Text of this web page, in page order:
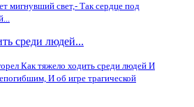
мигнувший свет,- Так сердце под
среди людей...
Как тяжело ходить среди людей И
И об игре трагической